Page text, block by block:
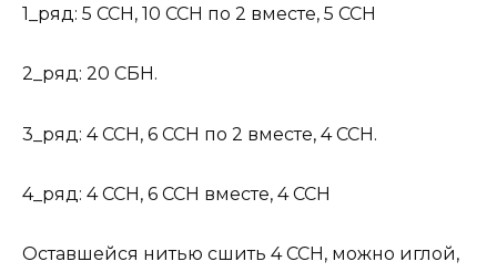
1_ряд: 5 ССН, 10 ССН по 2 вместе, 5 ССН
2_ряд: 20 СБН.
3_ряд: 4 ССН, 6 ССН по 2 вместе, 4 ССН.
4_ряд: 4 ССН, 6 ССН вместе, 4 ССН
Оставшейся нитью сшить 4 ССН, можно иглой,